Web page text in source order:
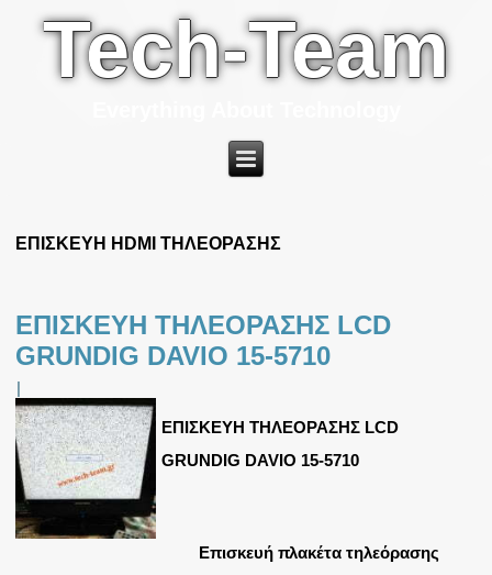
Tech-Team
ΕΠΙΣΚΕΥΗ HDMI ΤΗΛΕΟΡΑΣΗΣ
ΕΠΙΣΚΕΥΗ ΤΗΛΕΟΡΑΣΗΣ LCD
GRUNDIG DAVIO 15-5710
|
ΕΠΙΣΚΕΥΗ ΤΗΛΕΟΡΑΣΗΣ LCD
GRUNDIG DAVIO 15-5710
Επισκευή πλακέτα τηλεόρασης